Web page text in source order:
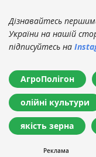
Дізнавайтесь
України на нашій
підписуйтесь на
АгроПолігон
олійні культури
якість зерна